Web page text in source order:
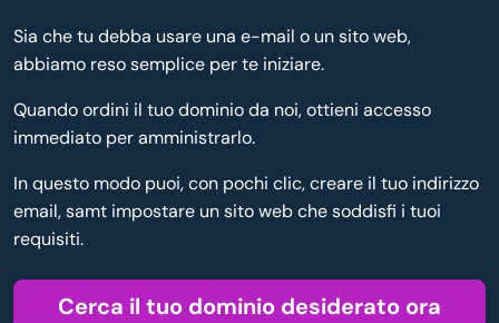
Sia che tu debba usare una e-mail o un sito web,
abbiamo reso semplice per te iniziare.
Quando ordini il tuo dominio da noi, ottieni accesso
immediato per amministrarlo.
In questo modo puoi, con pochi clic, creare il tuo indirizzo
email, samt impostare un sito web che soddisfi i tuoi
requisiti.
Cerca il tuo dominio desiderato ora